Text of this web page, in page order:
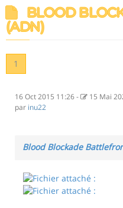
BLOOD
(ADN)
1
16 Oct 2015 11:26- 15 Mai
par inu22
Blood Blockade